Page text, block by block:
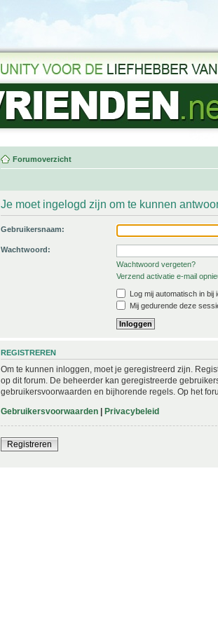
Forumoverzicht
Je moet ingelogd zijn om te kunnen
Gebruikersnaam:
Wachtwoord:
Wachtwoord vergeten?
Verzend activatie e-mail
Log mij automatisch in bij
Mij gedurende deze
REGISTREREN
Om te kunnen inloggen, moet je geregistreerd zijn.
op dit forum. De beheerder kan geregistreerde
gebruikersvoorwaarden en bijhorende regels. Op het
Gebruikersvoorwaarden | Privacybeleid
Registreren